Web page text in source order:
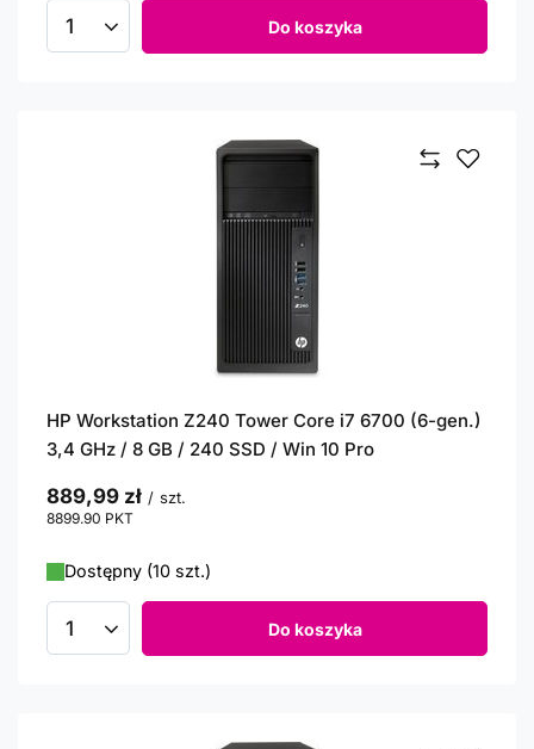
Ilość produktów Do koszyka
HP Workstation Z240 Tower Core i7 6700 (6-gen.)
3,4 GHz / 8 GB / 240 SSD / Win 10 Pro
889,99 zł / szt.
8899.90 PKT
Dostępny (10 szt.)
Ilość produktów Do koszyka